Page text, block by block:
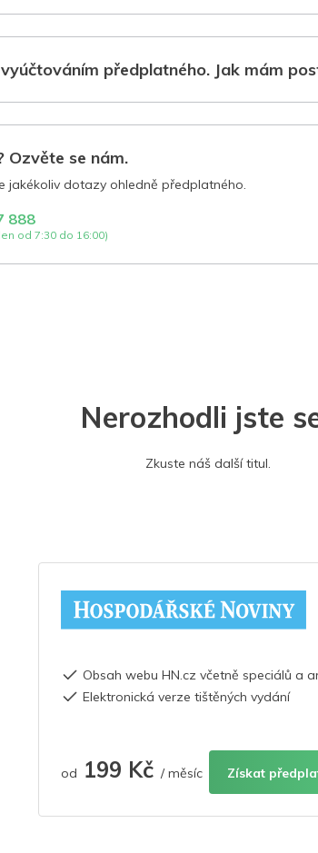
předplatného. Jak mám
Ozvěte se nám.
jakékoliv dotazy ohledně předplatného.
888
od 7:30 do 16:00)
Nerozhodli jste
Zkuste náš další titul.
Obsah webu HN.cz včetně speciálů a
Elektronická verze tištěných vydání
od 199 Kč / měsíc Získat